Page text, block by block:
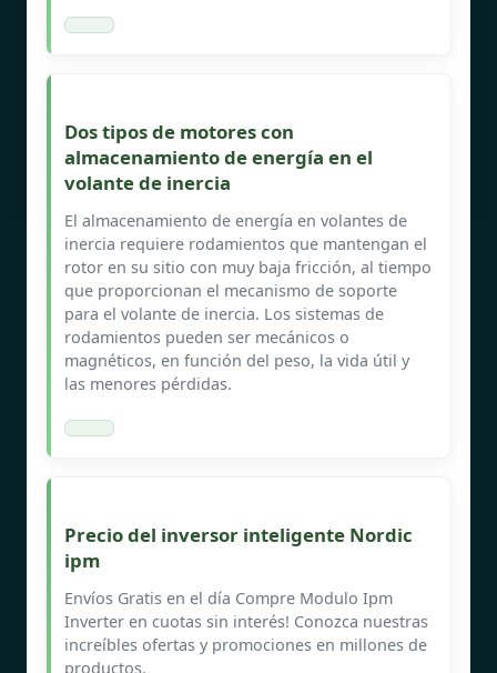
Dos tipos de motores con
almacenamiento de energía en el
volante de inercia
El almacenamiento de energía en volantes de
inercia requiere rodamientos que mantengan el
rotor en su sitio con muy baja fricción, al tiempo
que proporcionan el mecanismo de soporte
para el volante de inercia. Los sistemas de
rodamientos pueden ser mecánicos o
magnéticos, en función del peso, la vida útil y
las menores pérdidas.
Precio del inversor inteligente Nordic
ipm
Envíos Gratis en el día Compre Modulo Ipm
Inverter en cuotas sin interés! Conozca nuestras
increíbles ofertas y promociones en millones de
productos.